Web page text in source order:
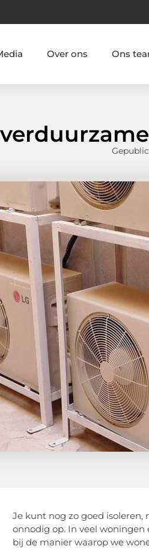
Over ons Ons
Je kunt nog zo goed
onnodig op. In veel
bij de manier waarop we